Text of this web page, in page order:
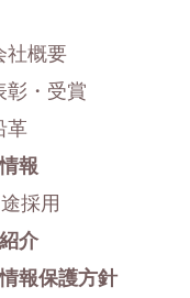
社概要
彰・受賞
革
報
採用
介
報保護方針